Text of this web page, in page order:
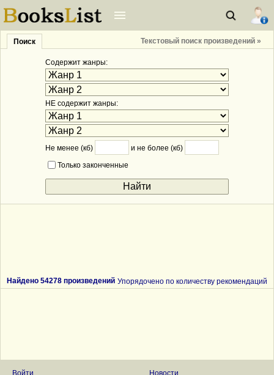
Поиск Текстовый поиск произведений »
Содержит жанры:
НЕ содержит жанры:
Не менее (кб)
и не более (кб)
Только законченные
Найдено 54278 произведений Упорядочено по количеству рекомендаций
Войти
Новости